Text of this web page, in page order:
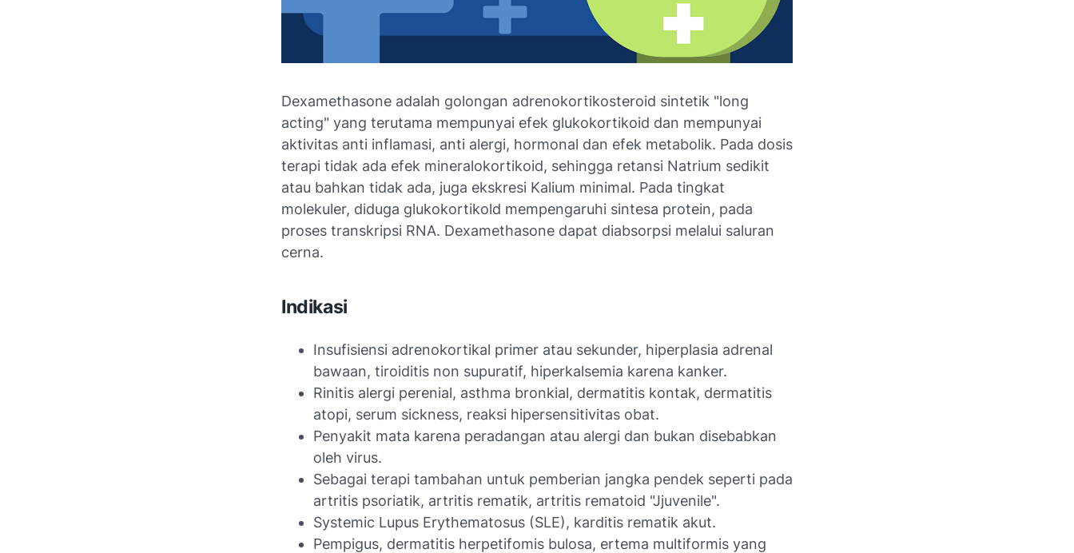
Dexamethasone adalah golongan adrenokortikosteroid sintetik "long
acting" yang terutama mempunyai efek glukokortikoid dan mempunyai
aktivitas anti inflamasi, anti alergi, hormonal dan efek metabolik. Pada dosis
terapi tidak ada efek mineralokortikoid, sehingga retansi Natrium sedikit
atau bahkan tidak ada, juga ekskresi Kalium minimal. Pada tingkat
molekuler, diduga glukokortikold mempengaruhi sintesa protein, pada
proses transkripsi RNA. Dexamethasone dapat diabsorpsi melalui saluran
cerna.
Indikasi
Insufisiensi adrenokortikal primer atau sekunder, hiperplasia adrenal
bawaan, tiroiditis non supuratif, hiperkalsemia karena kanker.
Rinitis alergi perenial, asthma bronkial, dermatitis kontak, dermatitis
atopi, serum sickness, reaksi hipersensitivitas obat.
Penyakit mata karena peradangan atau alergi dan bukan disebabkan
oleh virus.
Sebagai terapi tambahan untuk pemberian jangka pendek seperti pada
artritis psoriatik, artritis rematik, artritis rematoid "Jjuvenile".
Systemic Lupus Erythematosus (SLE), karditis rematik akut.
Pempigus, dermatitis herpetifomis bulosa, ertema multiformis yang